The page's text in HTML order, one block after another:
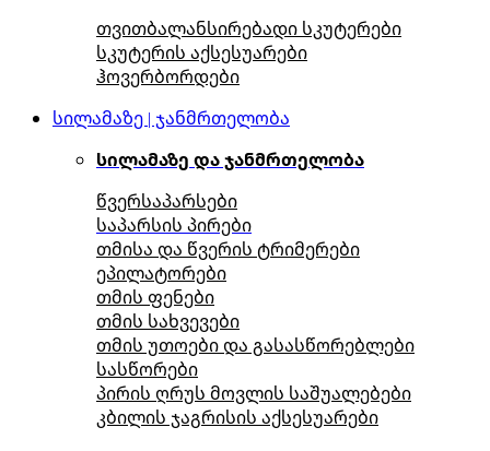
თვითბალანსირებადი სკუტერები
სკუტერის აქსესუარები
ჰოვერბორდები
სილამაზე | ჯანმრთელობა
სილამაზე და ჯანმრთელობა
წვერსაპარსები
საპარსის პირები
თმისა და წვერის ტრიმერები
ეპილატორები
თმის ფენები
თმის სახვევები
თმის უთოები და გასასწორებლები
სასწორები
პირის ღრუს მოვლის საშუალებები
კბილის ჯაგრისის აქსესუარები